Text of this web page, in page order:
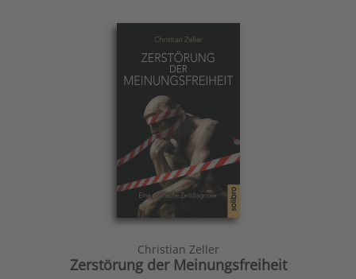
Christian Zeller
Zerstörung der Meinungsfreiheit